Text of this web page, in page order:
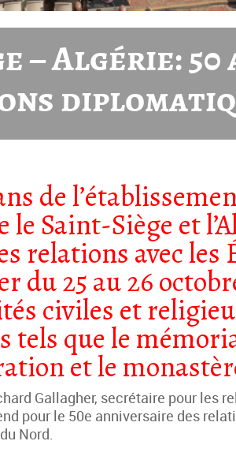
– Algérie: 50
de
Saint-Siège et
relations avec les
du 25 au 26
civiles et
tels que le
et le
Gallagher, secrétaire pour les
pour le 50e anniversaire des
Nord.